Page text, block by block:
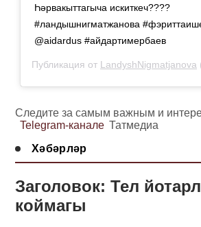
Һәрвакыттагыча искиткеч????
#ландышнигматжанова
@aidardus #айдартимербаев
Публикация от LandyshNigmatjanova
Следите за самым важным и
Telegram-канале Татмедиа
Хәбәрләр
Заголовок: Тел
коймагы